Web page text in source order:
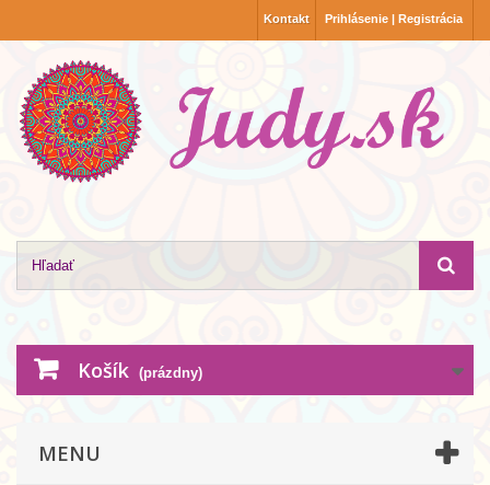
Prihlásenie | Registrácia
Kontakt
Košík (prázdny)
MENU